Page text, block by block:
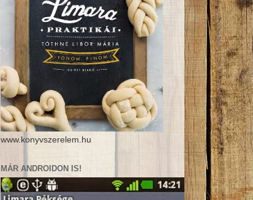
www.konyvszerelem.hu
MÁR ANDROIDON IS!